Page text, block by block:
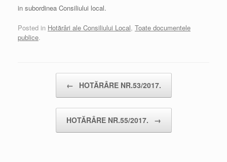
in subordinea Consiliului local.
Posted in Hotărâri ale Consiliului Local, Toate documentele
publice.
← HOTĂRÂRE NR.53/2017.
HOTĂRÂRE NR.55/2017. →